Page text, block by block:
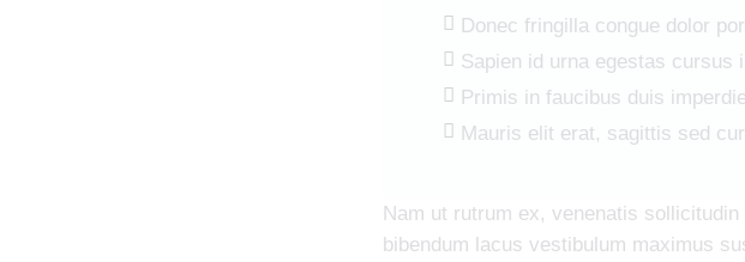
Donec fringilla congue dolor
Sapien id urna egestas cursus
Primis in faucibus duis
Mauris elit erat, sagittis sed
Nam ut rutrum ex, venenatis
bibendum lacus vestibulum maximus